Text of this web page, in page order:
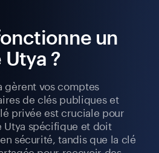
un
?
gèrent vos comptes
de clés publiques et
privée est cruciale pour
spécifique et doit
sécurité, tandis que la clé